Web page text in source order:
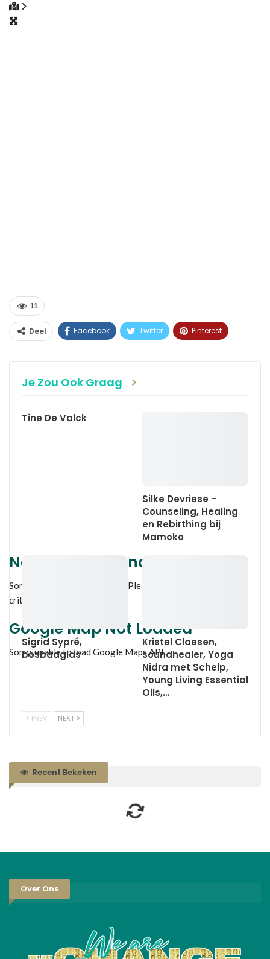
No Records Found
Sorry, no records were found. Please adjust your search
criteria and try again.
Google Map Not Loaded
Sorry, unable to load Google Maps API.
11
Deel Facebook Twitter Pinterest
Je Zou Ook Graag
Tine De Valck
Silke Devriese –
Counseling, Healing
en Rebirthing bij
Mamoko
Sigrid Sypré,
bosbadgids
Kristel Claesen,
soundhealer, Yoga
Nidra met Schelp,
Young Living Essential
Oils,…
PREV NEXT
Recent Bekeken
Over Ons